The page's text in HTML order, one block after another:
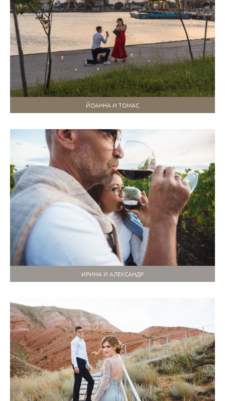
ЙОАННА И ТОМАС
ИРИНА И АЛЕКСАНДР